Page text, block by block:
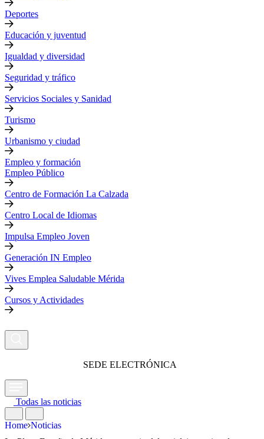
Deportes
Educación y juventud
Igualdad y diversidad
Seguridad y tráfico
Servicios Sociales y Sanidad
Turismo
Urbanismo y ciudad
Empleo y formación
Empleo Público
Centro de Formación La Calzada
Centro Local de Idiomas
Impulsa Empleo Joven
Generación IN Empleo
Vives Emplea Saludable Mérida
Cursos y Actividades
SEDE ELECTRÓNICA
Todas las noticias
Home Noticias